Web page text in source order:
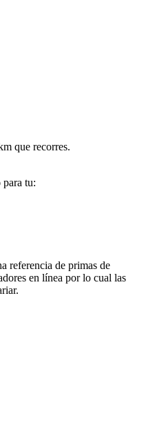
que recorres.
tu:
referencia de primas de
en línea por lo cual las